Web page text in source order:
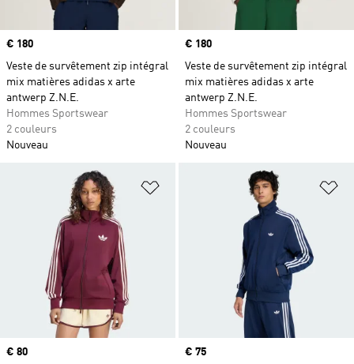
Prix
€ 180
Veste de survêtement zip intégral
mix matières adidas x arte
antwerp Z.N.E.
Hommes Sportswear
2 couleurs
Nouveau
Prix
€ 180
Veste de survêtement zip intégral
mix matières adidas x arte
antwerp Z.N.E.
Hommes Sportswear
2 couleurs
Nouveau
Ajouter à la Liste de produits
Prix
€ 80
Prix
€ 75